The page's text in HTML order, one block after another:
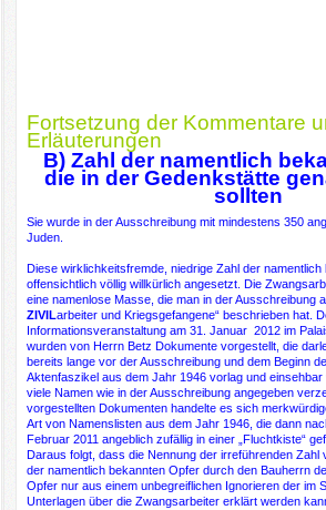
Fortsetzung der Kommentare
Erläuterungen
B) Zahl der namentlich
die in der Gedenkstätte
sollten
Sie wurde in der Ausschreibung mit mindestens 350
Juden.
Diese wirklichkeitsfremde, niedrige Zahl der
offensichtlich völlig willkürlich angesetzt. Die
eine namenlose Masse, die man in der Ausschreibung
ZIVILarbeiter und Kriegsgefangene“ beschrieben hat.
Informationsveranstaltung am 31. Januar 2012 im
wurden von Herrn Betz Dokumente vorgestellt, die
bereits lange vor der Ausschreibung und dem Beginn
Aktenfaszikel aus dem Jahr 1946 vorlag und
viele Namen wie in der Ausschreibung angegeben
vorgestellten Dokumenten handelte es sich
Art von Namenslisten aus dem Jahr 1946, die dann
Februar 2011 angeblich zufällig in einer „Fluchtkiste“
Daraus folgt, dass die Nennung der irreführenden Zahl
der namentlich bekannten Opfer durch den Bauherrn
Opfer nur aus einem unbegreiflichen Ignorieren der im
Unterlagen über die Zwangsarbeiter erklärt werden